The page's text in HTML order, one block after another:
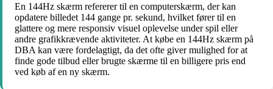
En 144Hz skærm refererer til en computerskærm, der kan
opdatere billedet 144 gange pr. sekund, hvilket fører til en
glattere og mere responsiv visuel oplevelse under spil eller
andre grafikkrævende aktiviteter. At købe en 144Hz skærm på
DBA kan være fordelagtigt, da det ofte giver mulighed for at
finde gode tilbud eller brugte skærme til en billigere pris end
ved køb af en ny skærm.